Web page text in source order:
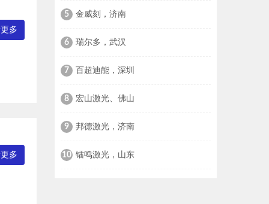
多
多
5 金威刻，济南
6 瑞尔多，武汉
7 百超迪能，深圳
8 宏山激光、佛山
9 邦德激光，济南
10 镭鸣激光，山东